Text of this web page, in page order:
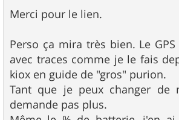
s
s
g
e
Merci pour le lien.
Perso ça mira très bien. Le
avec traces comme je le fais
kiox en guide de "gros" purion.
Tant que je peux changer de
demande pas plus.